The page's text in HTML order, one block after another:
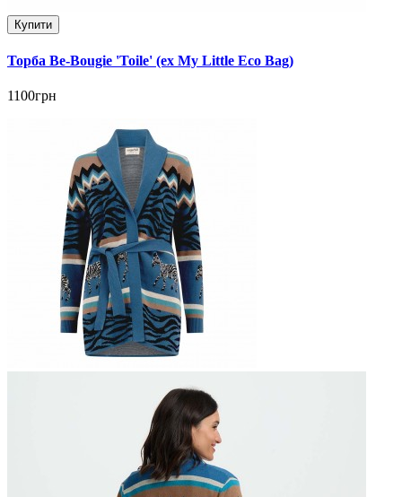
Купити
Торба Be-Bougie 'Toile' (ex My Little Eco Bag)
1100грн